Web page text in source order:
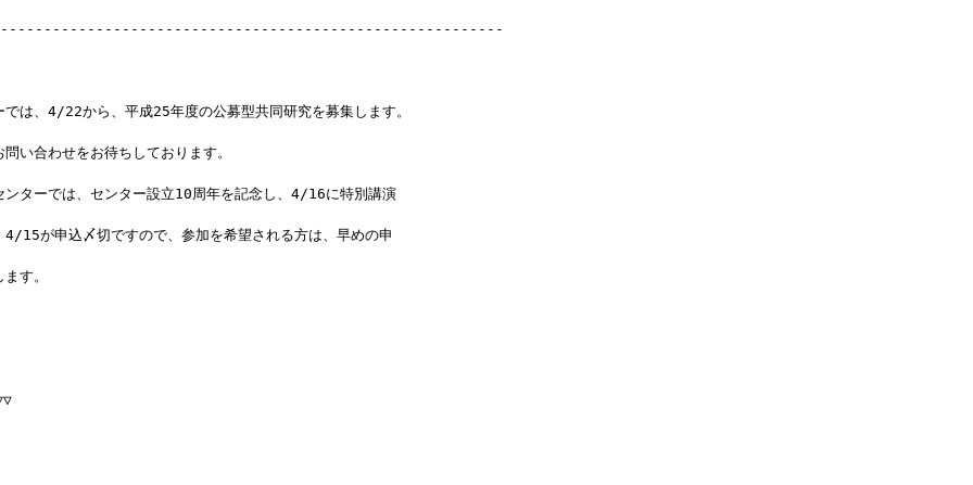
は、4/22から、平成25年度の公募型共同研究を募集します。
い合わせをお待ちしております。
ターでは、センター設立10周年を記念し、4/16に特別講演
4/15が申込〆切ですので、参加を希望される方は、早めの申
す。